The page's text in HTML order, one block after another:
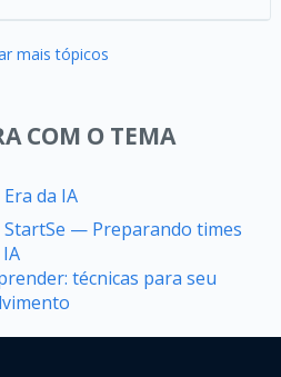
mais tópicos
COM O TEMA
da IA
StartSe — Preparando times
técnicas para seu